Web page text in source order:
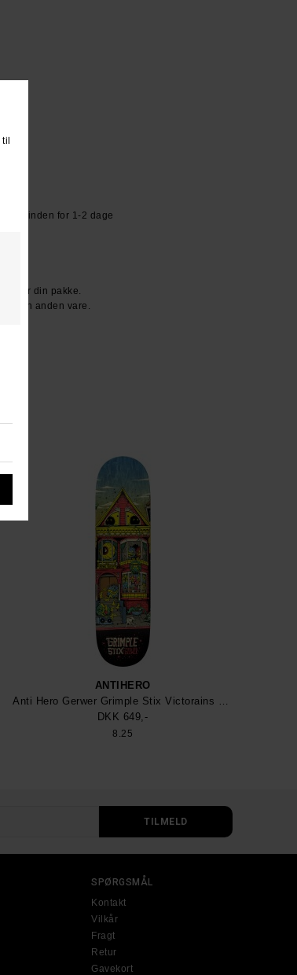
inden for 1-2 dage
din pakke.
til en anden vare.
ANTIHERO
Anti Hero Gerwer Grimple Stix Victorains Skateboard
DKK 649,-
8.25
SPØRGSMÅL
Kontakt
Vilkår
Fragt
Retur
Gavekort